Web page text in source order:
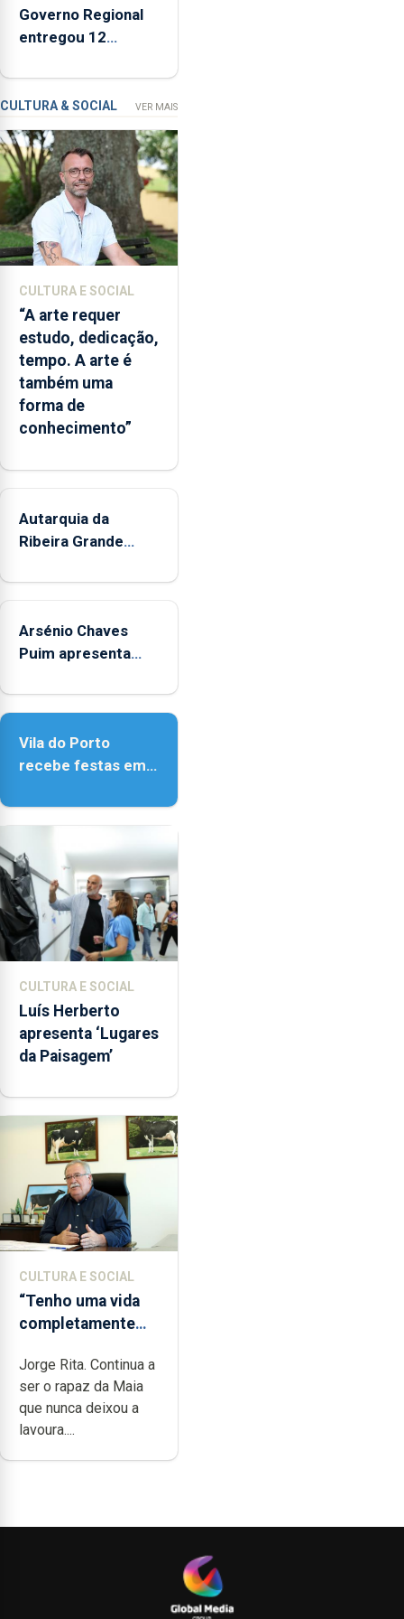
criação
financiamento
para
os
bombeiros
dos
Açores
com
responsabilidades
partilhadas
entre
o
Governo
Regional
e
municípios.
Governo Regional
entregou 12
freguesia da Maia
CULTURA & SOCIAL VER MAIS
CULTURA E SOCIAL
“A arte requer
estudo, dedicação,
tempo. A arte é
também uma
forma de
conhecimento”
Autarquia da
Ribeira Grande
"Museus no Verão"
Arsénio Chaves
Puim apresenta
de Vila do Porto
Vila do Porto
recebe festas em
Senhora da
CULTURA E SOCIAL
Luís Herberto
apresenta ‘Lugares
da Paisagem’
CULTURA E SOCIAL
“Tenho uma vida
completamente
dedicação, gosto e
muita paixão”
Jorge Rita. Continua a
ser o rapaz da Maia
que nunca deixou a
lavoura....